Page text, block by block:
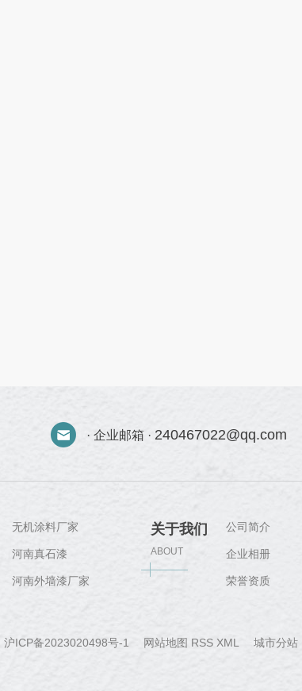
· 企业邮箱 · 240467022@qq.com
无机涂料厂家
河南真石漆
河南外墙漆厂家
关于我们
ABOUT
公司简介
企业相册
荣誉资质
沪ICP备2023020498号-1 网站地图 RSS XML 城市分站
城